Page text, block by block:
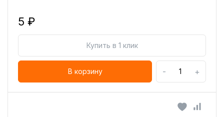
5 ₽
Купить в 1 клик
В корзину - +